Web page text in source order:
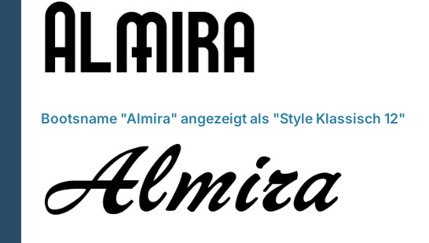
Bootsname "Almira" angezeigt als "Style Klassisch 12"